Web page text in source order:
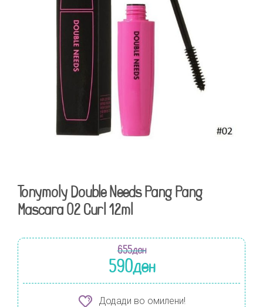
Tonymoly Double Needs Pang Pang
Mascara 02 Curl 12ml
655ден
590ден
Додади во омилени!